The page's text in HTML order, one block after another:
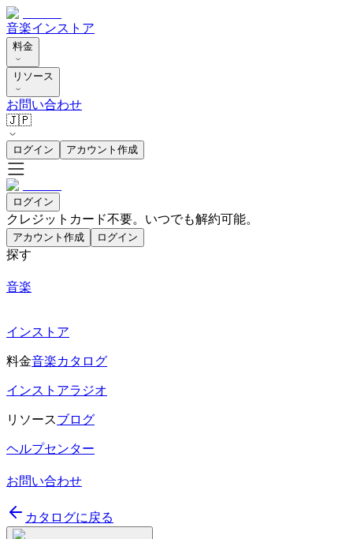
音楽インストア
料金
リソース
お問い合わせ
🇯🇵
ログイン アカウント作成
ログイン
クレジットカード不要。いつでも解約可能。
アカウント作成 ログイン
探す
音楽
インストア
料金音楽カタログ
インストアラジオ
リソースブログ
ヘルプセンター
お問い合わせ
カタログに戻る